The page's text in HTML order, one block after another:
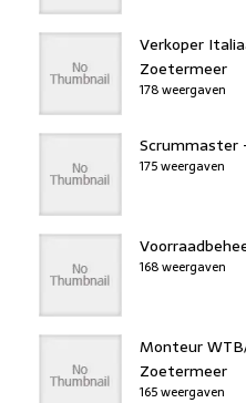
Verkoper
Zoetermeer
178 weergaven
175 weergaven
168 weergaven
Monteur
Zoetermeer
165 weergaven